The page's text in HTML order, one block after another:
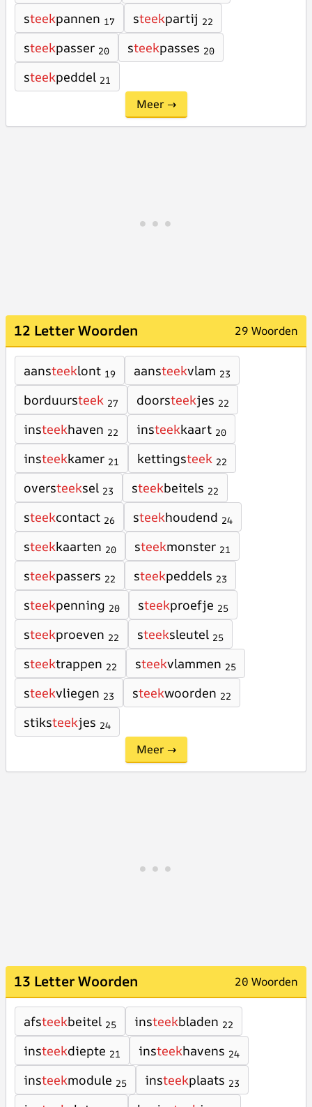
steekpannen 17 steekpartij 22
steekpasser 20 steekpasses 20
steekpeddel 21
Meer →
12 Letter Woorden 29 Woorden
aansteeklont 19 aansteekvlam 23
borduursteek 27 doorsteekjes 22
insteekhaven 22 insteekkaart 20
insteekkamer 21 kettingsteek 22
oversteeksel 23 steekbeitels 22
steekcontact 26 steekhoudend 24
steekkaarten 20 steekmonster 21
steekpassers 22 steekpeddels 23
steekpenning 20 steekproefje 25
steekproeven 22 steeksleutel 25
steektrappen 22 steekvlammen 25
steekvliegen 23 steekwoorden 22
stiksteekjes 24
Meer →
13 Letter Woorden 20 Woorden
afsteekbeitel 25 insteekbladen 22
insteekdiepte 21 insteekhavens 24
insteekmodule 25 insteekplaats 23